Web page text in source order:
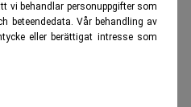
vi behandlar personuppgifter som
beteendedata. Vår behandling av
eller berättigat intresse som